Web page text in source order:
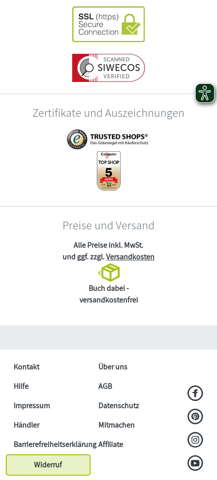
Zertifikate und Auszeichnungen
Preise und Versand
Alle Preise inkl. MwSt.
und ggf. zzgl.Versandkosten
Buch dabei -
versandkostenfrei
Kontakt
Über uns
Hilfe
AGB
Impressum
Datenschutz
Händler
Mitmachen
BarrierefreiheitserklärungAffiliate
Widerruf